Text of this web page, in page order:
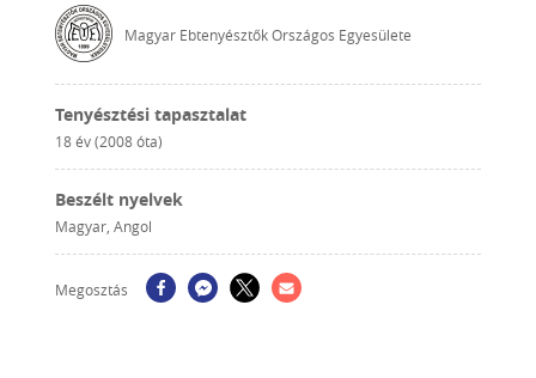
Magyar Ebtenyésztők Országos Egyesülete
Tenyésztési tapasztalat
18 év (2008 óta)
Beszélt nyelvek
Magyar, Angol
Megosztás